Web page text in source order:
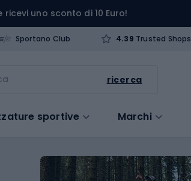
uno sconto di 10 Euro!
Sportano Club 4.39 Trusted Shops
ricerca
sportive Marchi